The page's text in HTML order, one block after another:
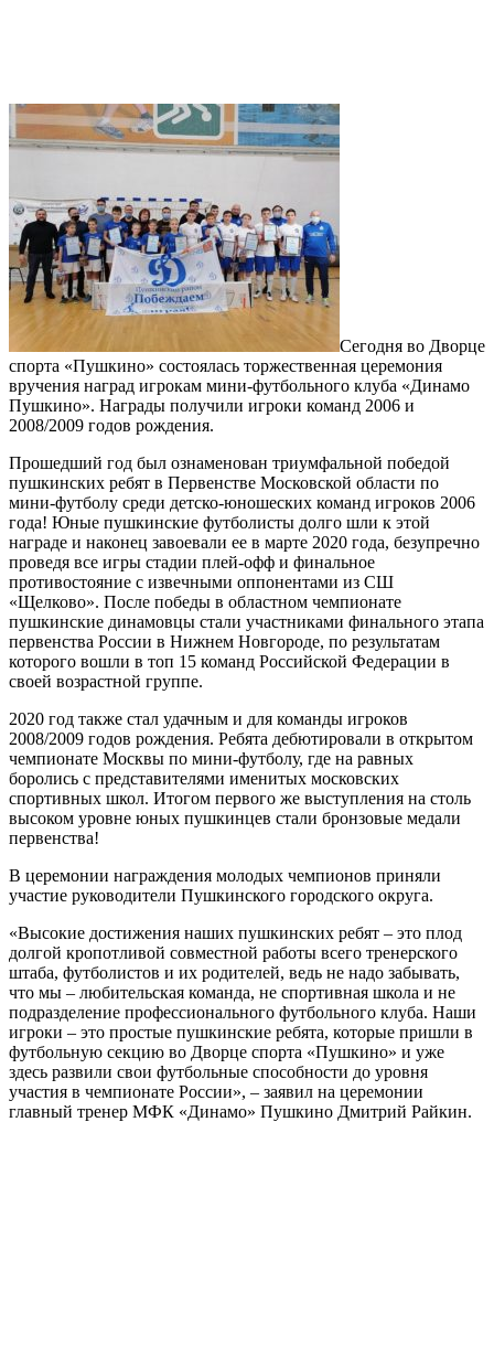
Сегодня во Дворце
спорта «Пушкино» состоялась торжественная церемония
вручения наград игрокам мини-футбольного клуба «Динамо
Пушкино». Награды получили игроки команд 2006 и
2008/2009 годов рождения.
Прошедший год был ознаменован триумфальной победой
пушкинских ребят в Первенстве Московской области по
мини-футболу среди детско-юношеских команд игроков 2006
года! Юные пушкинские футболисты долго шли к этой
награде и наконец завоевали ее в марте 2020 года, безупречно
проведя все игры стадии плей-офф и финальное
противостояние с извечными оппонентами из СШ
«Щелково». После победы в областном чемпионате
пушкинские динамовцы стали участниками финального этапа
первенства России в Нижнем Новгороде, по результатам
которого вошли в топ 15 команд Российской Федерации в
своей возрастной группе.
2020 год также стал удачным и для команды игроков
2008/2009 годов рождения. Ребята дебютировали в открытом
чемпионате Москвы по мини-футболу, где на равных
боролись с представителями именитых московских
спортивных школ. Итогом первого же выступления на столь
высоком уровне юных пушкинцев стали бронзовые медали
первенства!
В церемонии награждения молодых чемпионов приняли
участие руководители Пушкинского городского округа.
«Высокие достижения наших пушкинских ребят – это плод
долгой кропотливой совместной работы всего тренерского
штаба, футболистов и их родителей, ведь не надо забывать,
что мы – любительская команда, не спортивная школа и не
подразделение профессионального футбольного клуба. Наши
игроки – это простые пушкинские ребята, которые пришли в
футбольную секцию во Дворце спорта «Пушкино» и уже
здесь развили свои футбольные способности до уровня
участия в чемпионате России», – заявил на церемонии
главный тренер МФК «Динамо» Пушкино Дмитрий Райкин.